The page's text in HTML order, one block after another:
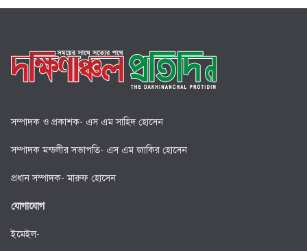
সম্পাদক ও প্রকাশক- এস এম সাহিদ হোসেন
সম্পাদক মন্ডলীর সভাপতি- এস এম জাকির হোসেন
প্রধান সম্পাদক- মারুফ হোসেন
যোগাযোগ
ইমেইল-